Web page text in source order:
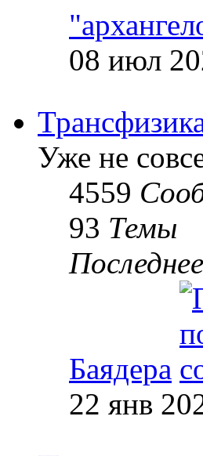
08 июл
Уже не
4559
93 Темы
Баядера
22 янв